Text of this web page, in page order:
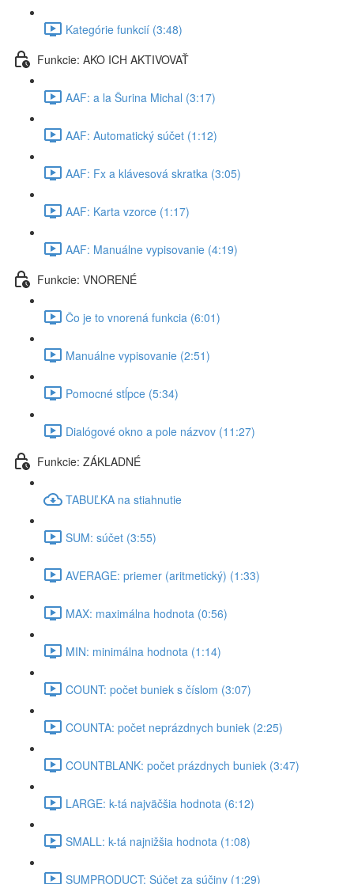
Kategórie funkcií (3:48)
Funkcie: AKO ICH AKTIVOVAŤ
AAF: a la Šurina Michal (3:17)
AAF: Automatický súčet (1:12)
AAF: Fx a klávesová skratka (3:05)
AAF: Karta vzorce (1:17)
AAF: Manuálne vypisovanie (4:19)
Funkcie: VNORENÉ
Čo je to vnorená funkcia (6:01)
Manuálne vypisovanie (2:51)
Pomocné stĺpce (5:34)
Dialógové okno a pole názvov (11:27)
Funkcie: ZÁKLADNÉ
TABUĽKA na stiahnutie
SUM: súčet (3:55)
AVERAGE: priemer (aritmetický) (1:33)
MAX: maximálna hodnota (0:56)
MIN: minimálna hodnota (1:14)
COUNT: počet buniek s číslom (3:07)
COUNTA: počet neprázdnych buniek (2:25)
COUNTBLANK: počet prázdnych buniek (3:47)
LARGE: k-tá najväčšia hodnota (6:12)
SMALL: k-tá najnižšia hodnota (1:08)
SUMPRODUCT: Súčet za súčiny (1:29)